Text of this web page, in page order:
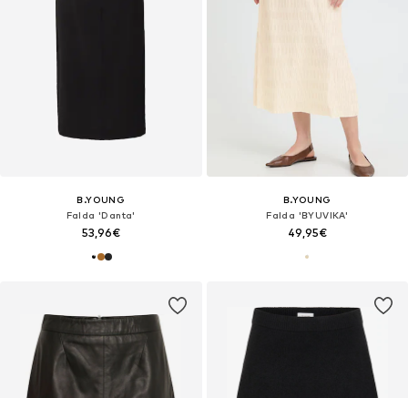
B.YOUNG
Falda 'Danta'
53,96€
B.YOUNG
Falda 'BYUVIKA'
49,95€